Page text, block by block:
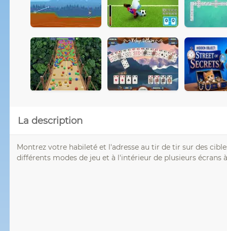
La description
Montrez votre habileté et l'adresse au tir de tir sur des
différents modes de jeu et à l'intérieur de plusieurs écrans